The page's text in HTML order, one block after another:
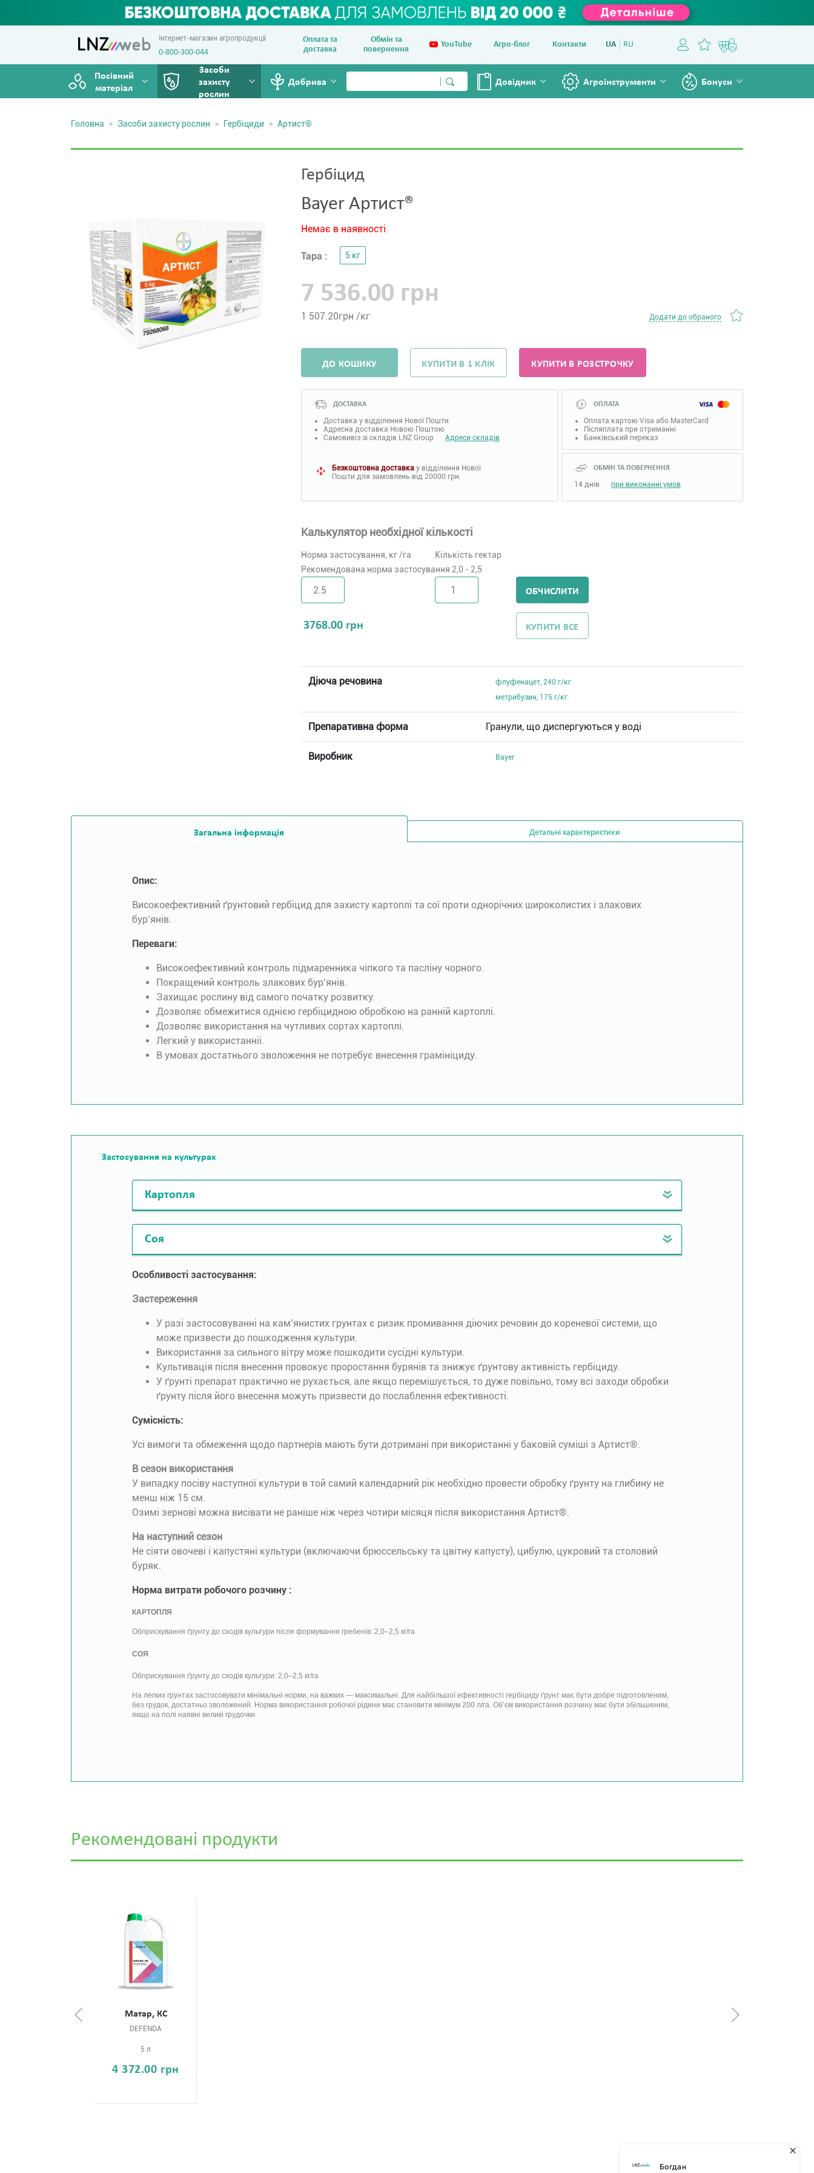
Інтернет-магазин агропродукції
0-800-300-044
Оплата та
доставка
Обмін та
повернення
YouTube Агро-блог Контакти UA RU
Посівний
матеріал
Засоби
захисту
рослин
Добрива Довiдник Агроінструменти Бонуси
Головна Засоби захисту рослин Гербіциди Артист®
Гербіцид
Bayer Артист®
Немає в наявності
Тара : 5 кг
7 536.00 грн
1 507.20грн /кг Додати до обраного
ДО КОШИКУ КУПИТИ В 1 КЛІК КУПИТИ В РОЗСТРОЧКУ
ДОСТАВКА
Доставка у відділення Нової Пошти
Адресна доставка Новою Поштою
Самовивіз зі складів LNZ Group
Адреси складів
Безкоштовна доставка у відділення Нової
Пошти для замовлень від 20000 грн.
ОПЛАТА
Оплата картою Visa або MasterCard
Післяплата при отриманні
Банківський переказ
ОБМІН ТА ПОВЕРНЕННЯ
14 днів при виконанні умов
Калькулятор необхідної кількості
Норма застосування, кг /га
Кількість гектар
Рекомендована норма застосування 2,0 - 2,5
ОБЧИСЛИТИ
3768.00 грн КУПИТИ ВСЕ
Діюча речовина
флуфенацет, 240 г/кг
метрибузин, 175 г/кг
Препаративна форма Гранули, що диспергуються у воді
Виробник Bayer
Загальна інформація Детальні характеристики
Опис:
Високоефективний ґрунтовий гербіцид для захисту картоплі та сої проти однорічних широколистих і злакових
бур’янів.
Переваги:
Високоефективний контроль підмаренника чіпкого та пасліну чорного.
Покращений контроль злакових бур’янів.
Захищає рослину від самого початку розвитку.
Дозволяє обмежитися однією гербіцидною обробкою на ранній картоплі.
Дозволяє використання на чутливих сортах картоплі.
Легкий у використанніі.
В умовах достатнього зволоження не потребує внесення грамініциду.
Застосування на культурах
Картопля
Соя
Особливості застосування:
Застереження
У разі застосовуванні на кам’янистих грунтах є ризик промивання діючих речовин до кореневої системи, що
може призвести до пошкодження культури.
Використання за сильного вітру може пошкодити сусідні культури.
Культивація після внесення провокує проростання бурянів та знижує ґрунтову активність гербіциду.
У ґрунті препарат практично не рухається, але якщо перемішується, то дуже повільно, тому всі заходи обробки
ґрунту після його внесення можуть призвести до послаблення ефективності.
Сумісність:
Усі вимоги та обмеження щодо партнерів мають бути дотримані при використанні у баковій суміші з Артист®.
В сезон використання
У випадку посіву наступної культури в той самий календарний рік необхідно провести обробку ґрунту на глибину не
менш ніж 15 см.
Озимі зернові можна висівати не раніше ніж через чотири місяця після використання Артист®.
На наступний сезон
Не сіяти овочеві і капустяні культури (включаючи брюссельську та цвітну капусту), цибулю, цукровий та столовий
буряк.
Норма витрати робочого розчину :
КАРТОПЛЯ
Обприскування ґрунту до сходів культури після формування гребенів: 2,0–2,5 кг/га
СОЯ
Обприскування ґрунту до сходів культури: 2,0–2,5 кг/га
На легких грунтах застосовувати мінімальні норми, на важких — максимальні. Для найбільшої ефективності гербіциду ґрунт має бути добре підготовленим,
без грудок, достатньо зволожений. Норма використання робочої рідини має становити мінімум 200 л/га. Об’єм використання розчину має бути збільшеним,
якщо на полі наявні великі грудочки.
Рекомендовані продукти
Матар, КС
DEFENDA
5 л
4 372.00 грн